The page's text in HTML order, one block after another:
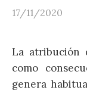
17/11/2020
La
como
genera